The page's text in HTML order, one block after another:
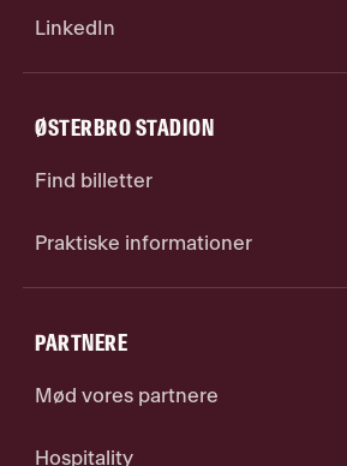
LinkedIn
ØSTERBRO STADION
Find billetter
Praktiske informationer
PARTNERE
Mød vores partnere
Hospitality